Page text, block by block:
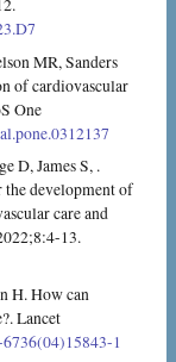
MR, Sanders
of cardiovascular
One
D, James S, .
development of
care and
13.
H. How can
Lancet
1